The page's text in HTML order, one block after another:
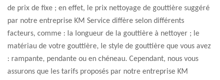
de prix de fixe ; en effet, le prix nettoyage de gouttière suggéré
par notre entreprise KM Service diffère selon différents
facteurs, comme : la longueur de la gouttière à nettoyer ; le
matériau de votre gouttière, le style de gouttière que vous avez
: rampante, pendante ou en chéneau. Cependant, nous vous
assurons que les tarifs proposés par notre entreprise KM